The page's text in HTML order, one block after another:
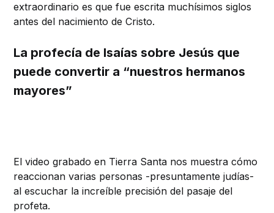
extraordinario es que fue escrita muchísimos siglos
antes del nacimiento de Cristo.
La profecía de Isaías sobre Jesús que
puede convertir a “nuestros hermanos
mayores”
El video grabado en Tierra Santa nos muestra cómo
reaccionan varias personas -presuntamente judías-
al escuchar la increíble precisión del pasaje del
profeta.